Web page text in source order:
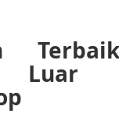
Luar